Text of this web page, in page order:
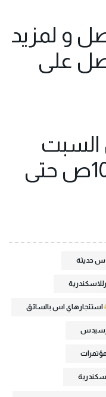
و لمزيد
على
السبت
د من الساعه 10ص حتى
حديثة
استئجارهاي اس بالسائق
مرسيدس